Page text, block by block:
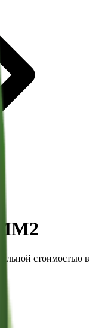
стоимостью в